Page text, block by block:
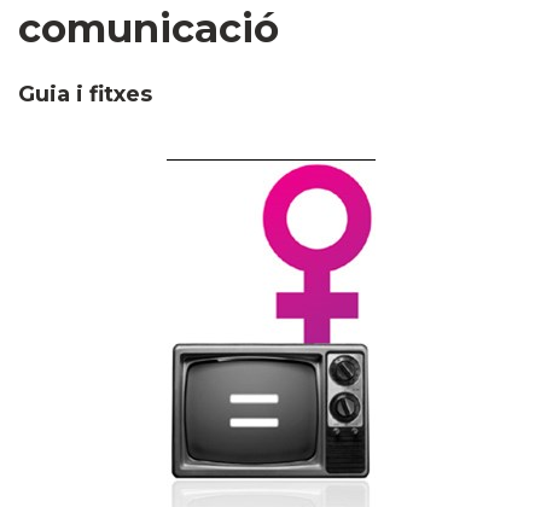
comunicació
Guia i fitxes